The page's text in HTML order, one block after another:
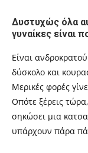
Δυστυχώς όλα
γυναίκες είναι
Είναι
δύσκολο και
Μερικές φορές
Οπότε ξέρεις
σηκώσει μια
υπάρχουν πάρα